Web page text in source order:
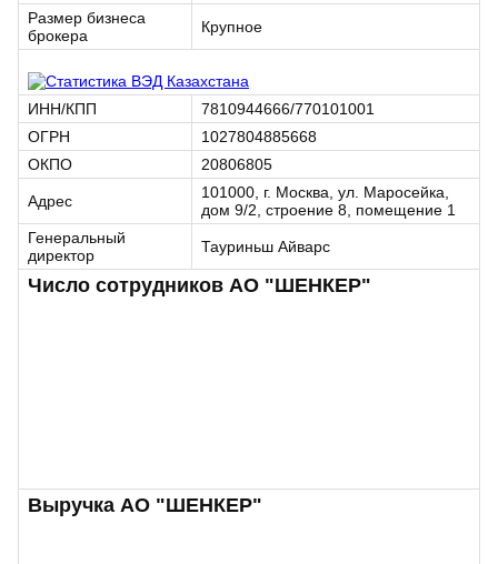
Размер бизнеса
брокера
Крупное
ИНН/КПП
7810944666/770101001
ОГРН
1027804885668
ОКПО
20806805
Адрес
101000, г. Москва, ул. Маросейка,
дом 9/2, строение 8, помещение 1
Генеральный
директор
Тауриньш Айварс
Число сотрудников АО "ШЕНКЕР"
Выручка АО "ШЕНКЕР"